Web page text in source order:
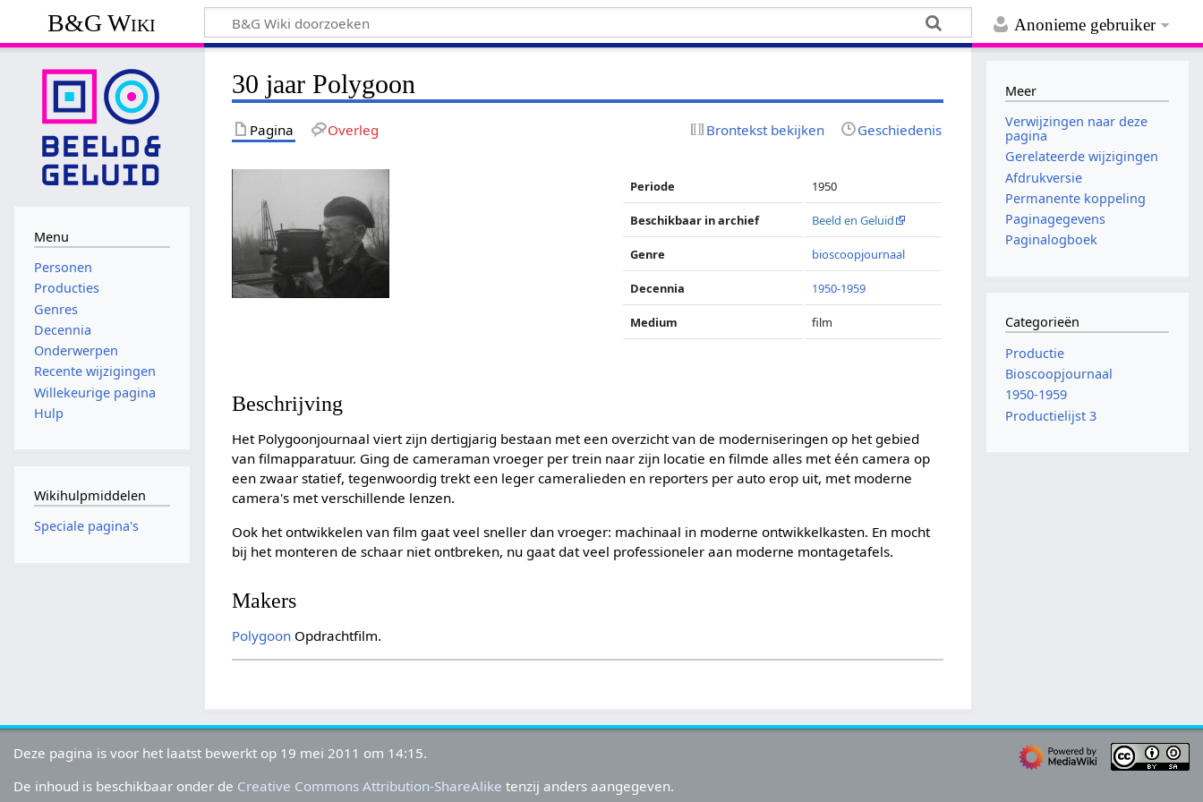
Anonieme gebruiker
B&G Wiki
30 jaar Polygoon
Pagina Overleg Brontekst bekijken Geschiedenis
Periode 1950
Beschikbaar in archief Beeld en Geluid
Genre bioscoopjournaal
Decennia 1950-1959
Medium film
Beschrijving
Het Polygoonjournaal viert zijn dertigjarig bestaan met een overzicht van de moderniseringen op het gebied
van filmapparatuur. Ging de cameraman vroeger per trein naar zijn locatie en filmde alles met één camera op
een zwaar statief, tegenwoordig trekt een leger cameralieden en reporters per auto erop uit, met moderne
camera's met verschillende lenzen.
Ook het ontwikkelen van film gaat veel sneller dan vroeger: machinaal in moderne ontwikkelkasten. En mocht
bij het monteren de schaar niet ontbreken, nu gaat dat veel professioneler aan moderne montagetafels.
Makers
Polygoon Opdrachtfilm.
Menu
Personen
Producties
Genres
Decennia
Onderwerpen
Recente wijzigingen
Willekeurige pagina
Hulp
Wikihulpmiddelen
Speciale pagina's
Meer
Verwijzingen naar deze
pagina
Gerelateerde wijzigingen
Afdrukversie
Permanente koppeling
Paginagegevens
Paginalogboek
Categorieën
Productie
Bioscoopjournaal
1950-1959
Productielijst 3
Deze pagina is voor het laatst bewerkt op 19 mei 2011 om 14:15.
De inhoud is beschikbaar onder de Creative Commons Attribution-ShareAlike tenzij anders aangegeven.